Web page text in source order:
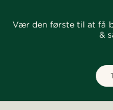
Vær den første til at få
&